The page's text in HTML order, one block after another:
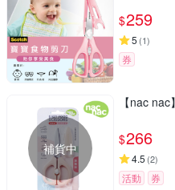
$259
5 (1)
券
補貨中
【nac
$266
4.5 (2)
活動 券